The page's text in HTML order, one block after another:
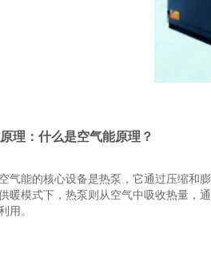
理：什么是空气能原理？
能的核心设备是热泵，它通过压缩和膨
暖模式下，热泵则从空气中吸收热量，
用。